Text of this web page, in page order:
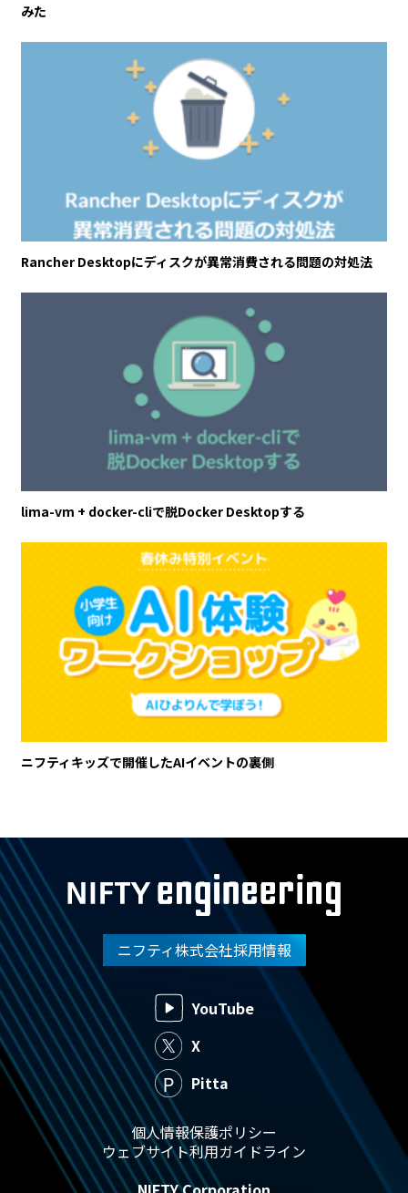
みた
Rancher Desktopにディスクが異常消費される問題の対処法
lima-vm + docker-cliで脱Docker Desktopする
ニフティキッズで開催したAIイベントの裏側
ニフティ株式会社採用情報
YouTube
X
Pitta
個人情報保護ポリシー
ウェブサイト利用ガイドライン